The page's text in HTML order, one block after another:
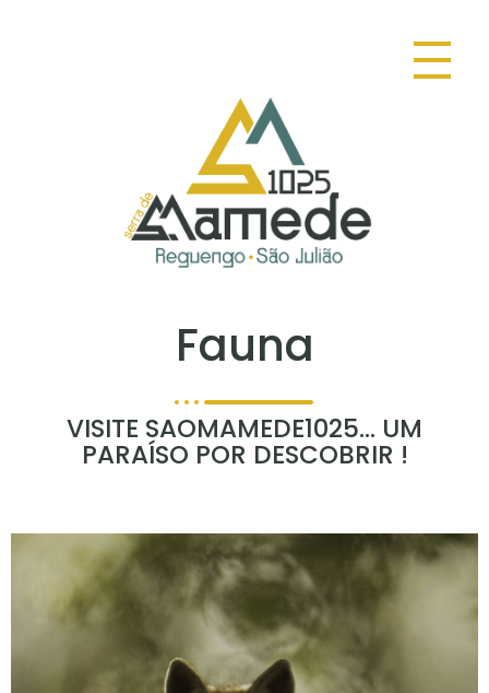
DESCUBRA SAOMAMEDE NATUREZA NATURALMENTE
Fauna
VISITE SAOMAMEDE1025... UM
PARAÍSO POR DESCOBRIR !